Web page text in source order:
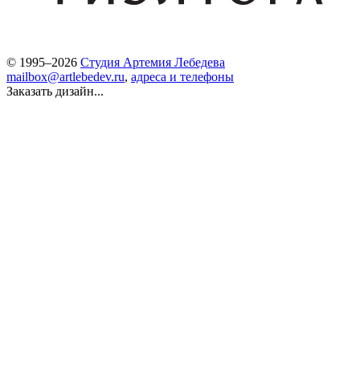
© 1995–2026 Студия Артемия Лебедева
mailbox@artlebedev.ru, адреса и телефоны
Заказать дизайн...